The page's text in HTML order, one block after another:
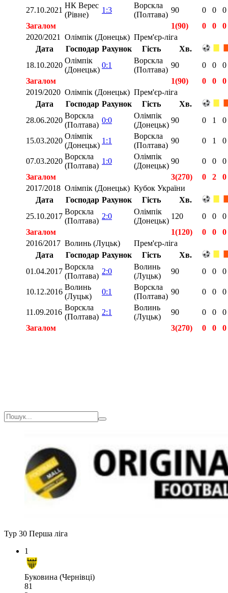
27.10.2021
НК Верес
(Рівне)
1:3
Ворскла
(Полтава)
90 0 0
0
Загалом
1(90) 0 0
0
2020/2021
Олімпік (Донецьк) Прем'єр-ліга
Дата
Господар Рахунок Гість
Хв.
18.10.2020
Олімпік
(Донецьк)
0:1
Ворскла
(Полтава)
90 0 0
0
Загалом
1(90) 0 0
0
2019/2020 Олімпік (Донецьк) Прем'єр-ліга
Дата
Господар Рахунок Гість
Хв.
28.06.2020
Ворскла
(Полтава)
0:0
Олімпік
(Донецьк)
90 0 1 0
15.03.2020
Олімпік
(Донецьк)
1:1
Ворскла
(Полтава)
90 0 1 0
07.03.2020
Ворскла
(Полтава)
1:0
Олімпік
(Донецьк)
90 0 0
0
Загалом
3(270) 0 2
0
2017/2018 Олімпік (Донецьк) Кубок України
Дата
Господар Рахунок Гість
Хв.
25.10.2017
Ворскла
(Полтава)
2:0
Олімпік
(Донецьк)
120 0 0
0
Загалом
1(120) 0 0
0
2016/2017 Волинь (Луцьк)
Прем'єр-ліга
Дата
Господар Рахунок Гість
Хв.
01.04.2017
Ворскла
(Полтава)
2:0
Волинь
(Луцьк)
90 0 0 0
10.12.2016
Волинь
(Луцьк)
0:1
Ворскла
(Полтава)
90 0 0 0
11.09.2016
Ворскла
(Полтава)
2:1
Волинь
(Луцьк)
90 0 0
0
Загалом
3(270) 0 0
0
Тур 30 Перша ліга
1
Буковина (Чернівці)
81